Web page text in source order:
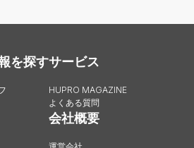
を探すサービス
HUPRO MAGAZINE
よくある質問
会社概要